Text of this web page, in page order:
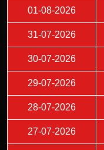
01-08-2026
31-07-2026
30-07-2026
29-07-2026
28-07-2026
27-07-2026